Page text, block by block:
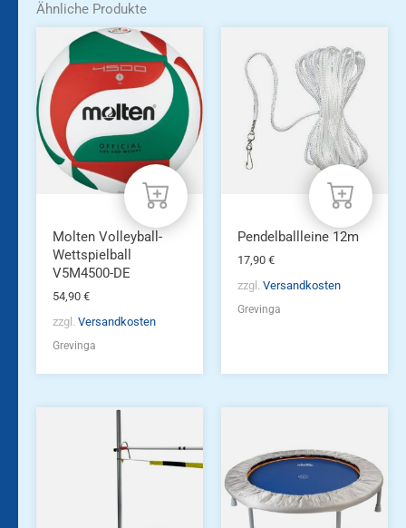
Ähnliche Produkte
Molten Volleyball-
Wettspielball
V5M4500-DE
54,90 €
zzgl. Versandkosten
Grevinga
Pendelballleine 12m
17,90 €
zzgl. Versandkosten
Grevinga